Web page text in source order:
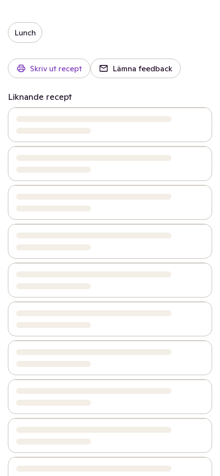
Lunch
Skriv ut recept Lämna feedback
Liknande recept